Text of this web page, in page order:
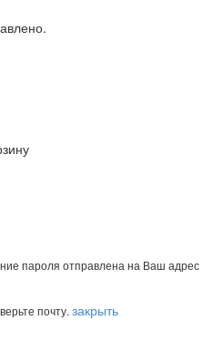
пароля отправлена на Ваш адрес
почту. закрыть